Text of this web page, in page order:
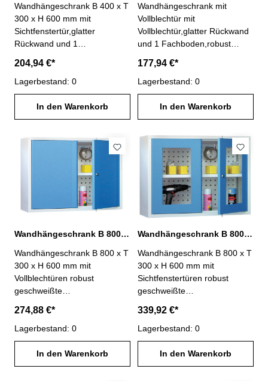
Wandhängeschrank B 400 x T
300 x H 600 mm mit
Sichtfenstertür,glatter
Rückwand und 1
geschweißte
Stahlblechkonstruktion,widerst
andsfähige
Pulverbeschichtung,
abschließbar Maße: B 400 x T
Abb.Gehäuse lichtgrau RAL
7035Blenden lichtblau RAL
204,94 €*
Lagerbestand: 0
In den Warenkorb
Wandhängeschrank mit
Vollblechtür mit
Vollblechtür,glatter Rückwand
und 1 Fachboden,robust
Stahlblechkonstruktion,widerst
andsfähige
Pulverbeschichtung,
abschließbar Maße: B 400 x T
300 x H 600 mm Abb. Nr.
lichtgrau RAL 7035Blenden
lichtblau RAL 5012
177,94 €*
Lagerbestand: 0
In den Warenkorb
Wandhängeschrank B 800 mit 2 Vollblechtüren
Wandhängeschrank B 800 x T
300 x H 600 mm mit
Vollblechtüren robust
geschweißte
andsfähige
Pulverbeschichtung,
abschließbar,mit Lochblech-
Rückwand und 1 Fachboden
Maße: B 800 x T 300 x H 600
274,88 €*
Lagerbestand: 0
In den Warenkorb
Wandhängeschrank B 800 mm mit 2 Sichtfenstertüren
Wandhängeschrank B 800 x T
300 x H 600 mm mit
Sichtfenstertüren robust
geschweißte
andsfähige
Pulverbeschichtung,
abschließbar,mit Lochblech-
Rückwand und 1 Fachboden
Maße: B 800 x T 300 x H 600
339,92 €*
Lagerbestand: 0
In den Warenkorb